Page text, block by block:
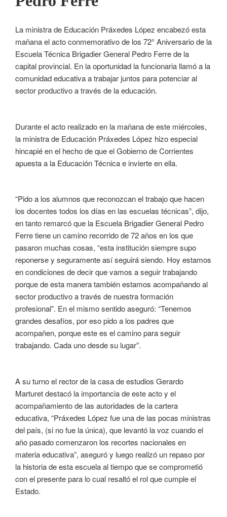
La ministra de Educación Práxedes López encabezó esta
mañana el acto conmemorativo de los 72° Aniversario de la
Escuela Técnica Brigadier General Pedro Ferre de la
capital provincial. En la oportunidad la funcionaria llamó a la
comunidad educativa a trabajar juntos para potenciar al
sector productivo a través de la educación.
Durante el acto realizado en la mañana de este miércoles,
la ministra de Educación Práxedes López hizo especial
hincapié en el hecho de que el Gobierno de Corrientes
apuesta a la Educación Técnica e invierte en ella.
“Pido a los alumnos que reconozcan el trabajo que hacen
los docentes todos los días en las escuelas técnicas”, dijo,
en tanto remarcó que la Escuela Brigadier General Pedro
Ferre tiene un camino recorrido de 72 años en los que
pasaron muchas cosas, “esta institución siempre supo
reponerse y seguramente así seguirá siendo. Hoy estamos
en condiciones de decir que vamos a seguir trabajando
porque de esta manera también estamos acompañando al
sector productivo a través de nuestra formación
profesional”. En el mismo sentido aseguró: “Tenemos
grandes desafíos, por eso pido a los padres que
acompañen, porque este es el camino para seguir
trabajando. Cada uno desde su lugar”.
A su turno el rector de la casa de estudios Gerardo
Marturet destacó la importancia de este acto y el
acompañamiento de las autoridades de la cartera
educativa, “Práxedes López fue una de las pocas ministras
del país, (si no fue la única), que levantó la voz cuando el
año pasado comenzaron los recortes nacionales en
materia educativa”, aseguró y luego realizó un repaso por
la historia de esta escuela al tiempo que se comprometió
con el presente para lo cual resaltó el rol que cumple el
Estado.